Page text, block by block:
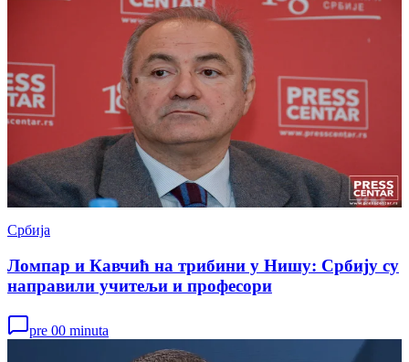
Србија
Ломпар и Кавчић на трибини у Нишу: Србију су
направили учитељи и професори
pre 00 minuta